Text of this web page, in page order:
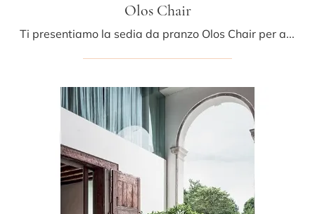
Olos Chair
Ti presentiamo la sedia da pranzo Olos Chair per atmosfere moderne, tra le più originali Sedie fisse di Bonaldo.